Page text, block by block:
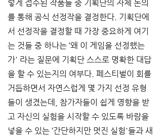
렇게 접수된 작품들 중 기획단의 자체 논의
를 통해 공식 선정작을 결정한다. 기획단에
서 선정작을 결정할 때 가장 중요하게 여기
는 것들 중 하나는 ‘왜 이 게임을 선정했는
가' 라는 질문에 기획단 스스로 명확한 대답
을 할 수 있는지의 여부다. 페스티벌이 회를
거듭하면서 자연스럽게 몇 가지 선정 유형
들이 생겼는데, 참가자들이 쉽게 영향을 받
고 자신의 실험을 시작할 수 있도록 바람을
넣을 수 있는 ‘간단하지만 멋진 실험'들과 새